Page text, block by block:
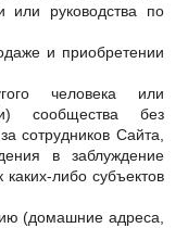
или руководства по
и приобретении
человека или
сообщества без
сотрудников Сайта,
в заблуждение
каких-либо субъектов
(домашние адреса,